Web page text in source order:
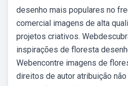
desenho mais populares no
comercial imagens de alta
projetos criativos.
inspirações de floresta
Webencontre imagens de
direitos de autor atribuição